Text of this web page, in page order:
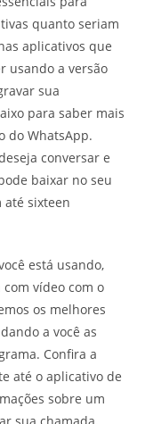
quanto seriam
aplicativos que
usando a versão
sua
para saber mais
do WhatsApp.
conversar e
baixar no seu
até sixteen
está usando,
vídeo com o
os melhores
a você as
Confira a
até o aplicativo de
sobre um